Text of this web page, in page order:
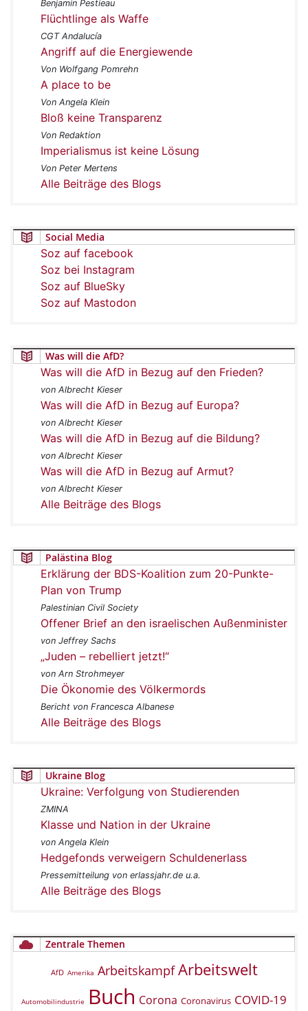
Benjamin Pestieau
Flüchtlinge als Waffe
CGT Andalucía
Angriff auf die Energiewende
Von Wolfgang Pomrehn
A place to be
Von Angela Klein
Bloß keine Transparenz
Von Redaktion
Imperialismus ist keine Lösung
Von Peter Mertens
Alle Beiträge des Blogs
Social Media
Soz auf facebook
Soz bei Instagram
Soz auf BlueSky
Soz auf Mastodon
Was will die AfD?
Was will die AfD in Bezug auf den Frieden?
von Albrecht Kieser
Was will die AfD in Bezug auf Europa?
von Albrecht Kieser
Was will die AfD in Bezug auf die Bildung?
von Albrecht Kieser
Was will die AfD in Bezug auf Armut?
von Albrecht Kieser
Alle Beiträge des Blogs
Palästina Blog
Erklärung der BDS-Koalition zum 20-Punkte-
Plan von Trump
Palestinian Civil Society
Offener Brief an den israelischen Außenminister
von Jeffrey Sachs
„Juden – rebelliert jetzt!“
von Arn Strohmeyer
Die Ökonomie des Völkermords
Bericht von Francesca Albanese
Alle Beiträge des Blogs
Ukraine Blog
Ukraine: Verfolgung von Studierenden
ZMINA
Klasse und Nation in der Ukraine
von Angela Klein
Hedgefonds verweigern Schuldenerlass
Pressemitteilung von erlassjahr.de u.a.
Alle Beiträge des Blogs
Zentrale Themen
AfD Amerika Arbeitskampf Arbeitswelt
Automobilindustrie Buch Corona Coronavirus COVID-19